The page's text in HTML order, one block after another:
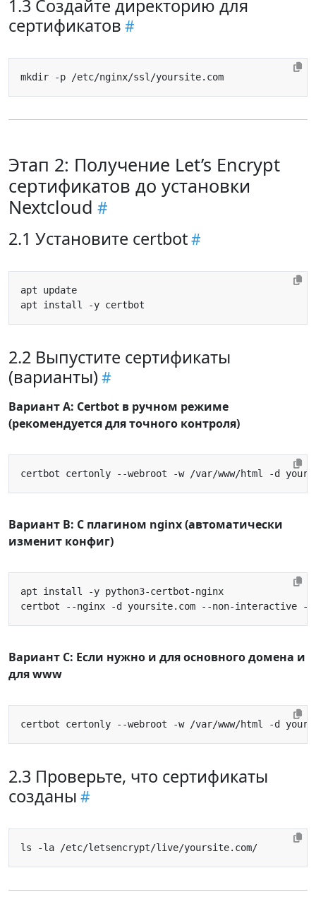
1.3 Создайте директорию для
сертификатов
Этап 2: Получение Let’s Encrypt
сертификатов до установки
Nextcloud
2.1 Установите certbot
2.2 Выпустите сертификаты
(варианты)
Вариант A: Certbot в ручном режиме
(рекомендуется для точного контроля)
Вариант B: С плагином nginx (автоматически
изменит конфиг)
Вариант C: Если нужно и для основного домена и
для www
2.3 Проверьте, что сертификаты
созданы